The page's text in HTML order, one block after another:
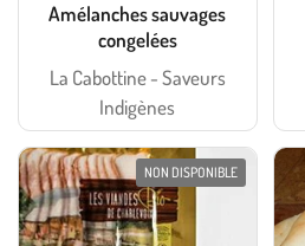
Amélanches sauvages
congelées
La Cabottine - Saveurs
Indigènes
NON DISPONIBLE